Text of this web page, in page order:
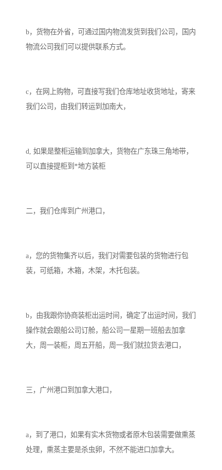
b，货物在外省，可通过国内物流发货到我们公司，国内
物流公司我们可以提供联系方式。
c，在网上购物，可直接写我们仓库地址收货地址，寄来
我们公司，由我们转运到加南大，
d, 如果是整柜运输到加拿大，货物在广东珠三角地带，
可以直接提柜到*地方装柜
二，我们仓库到广州港口，
a，您的货物集齐以后，我们对需要包装的货物进行包
装，可纸箱，木箱，木架，木托包装。
b，由我跟你协商装柜出运时间，确定了出运时间，我们
操作就会跟船公司订舱，船公司一星期一班船去加拿
大，周一装柜，周五开船，周一我们就拉货去港口，
三，广州港口到加拿大港口，
a，到了港口，如果有实木货物或者原木包装需要做熏蒸
处理，熏蒸主要是杀虫卵，不然不能进口加拿大。